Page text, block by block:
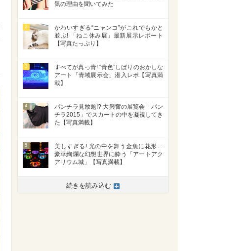
気の理由を聞いてみた
2
かわいすぎる“ニャンコ”がこれでもかと
並ぶ! 「ねこ休み展」最新展示レポート
【写真たっぷり】
3
すべてが真っ青! “青色”しばりのおかしな
アート「青域展示会」潜入レポ【写真満
載】
4
パンチラ見放題!? 大興奮の展覧会「パン
チラ2015」でスカートの中を凝視してき
た【写真満載】
5
美しすぎる! 光の中を舞う金魚に花形…
豪華絢爛な幻想世界に酔う「アートアク
アリウム城」【写真満載】
続きを読み込む